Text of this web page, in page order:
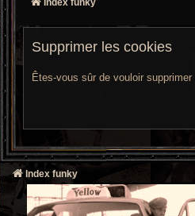
Index funky
Supprimer les cookies
Êtes-vous sûr de vouloir
Index funky